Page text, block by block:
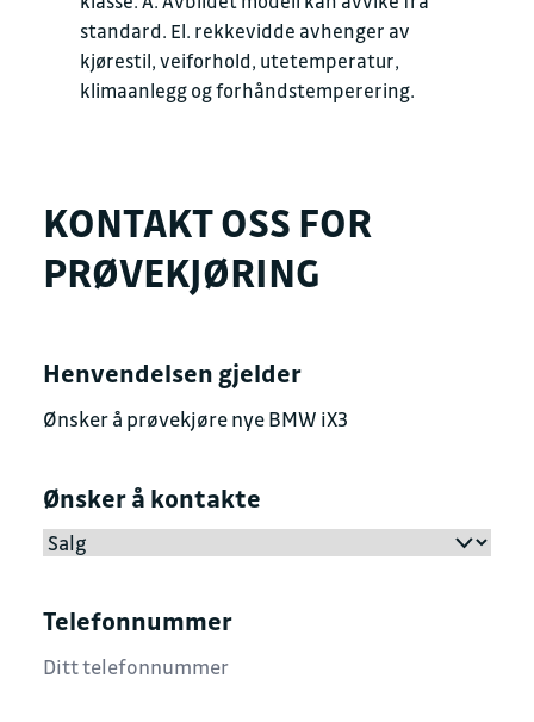
standard. El. rekkevidde avhenger av
kjørestil, veiforhold, utetemperatur,
klimaanlegg og forhåndstemperering.
KONTAKT OSS FOR
PRØVEKJØRING
Henvendelsen gjelder
Ønsker å kontakte
Telefonnummer